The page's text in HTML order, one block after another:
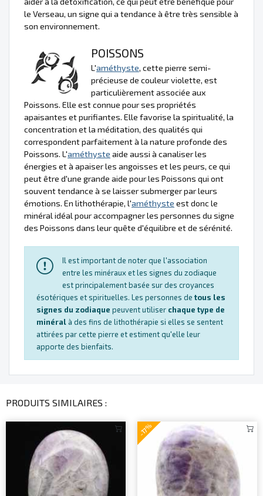
le Verseau, un signe qui a tendance à être très sensible à
son environnement.
POISSONS
L'améthyste, cette pierre semi-
précieuse de couleur violette, est
particulièrement associée aux
Poissons. Elle est connue pour ses propriétés
apaisantes et purifiantes. Elle favorise la spiritualité, la
concentration et la méditation, des qualités qui
correspondent parfaitement à la nature profonde des
Poissons. L'améthyste aide aussi à canaliser les
énergies et à apaiser les angoisses et les peurs, ce qui
peut être d'une grande aide pour les Poissons qui ont
souvent tendance à se laisser submerger par leurs
émotions. En lithothérapie, l'améthyste est donc le
minéral idéal pour accompagner les personnes du signe
des Poissons dans leur quête d'équilibre et de sérénité.
Il est important de noter que l'association
entre les minéraux et les signes du zodiaque
est principalement basée sur des croyances
ésotériques et spirituelles. Les personnes de tous les
signes du zodiaque peuvent utiliser chaque type de
minéralà des fins de lithothérapie si elles se sentent
attirées par cette pierre et estiment qu'elle leur
apporte des bienfaits.
PRODUITS SIMILAIRES :
-17%